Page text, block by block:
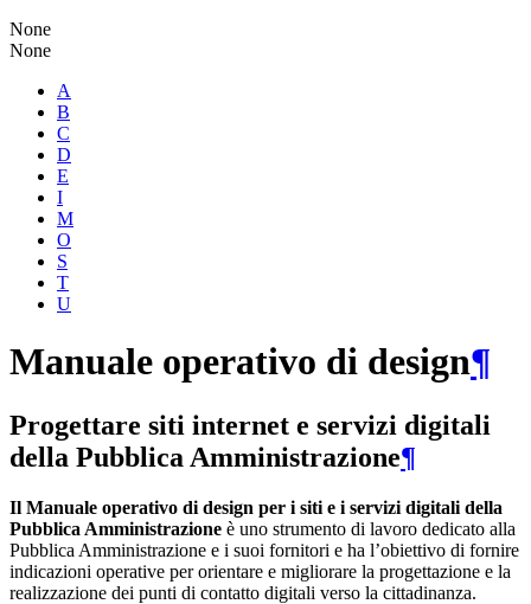
None
None
A
B
C
D
E
I
M
O
S
T
U
Manuale operativo di design¶
Progettare siti internet e servizi digitali
della Pubblica Amministrazione¶
Il Manuale operativo di design per i siti e i servizi digitali della
Pubblica Amministrazione è uno strumento di lavoro dedicato alla
Pubblica Amministrazione e i suoi fornitori e ha l’obiettivo di fornire
indicazioni operative per orientare e migliorare la progettazione e la
realizzazione dei punti di contatto digitali verso la cittadinanza.